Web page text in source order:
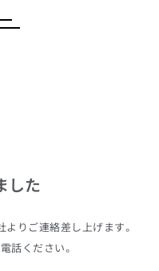
した
りご連絡差し上げます。
話ください。